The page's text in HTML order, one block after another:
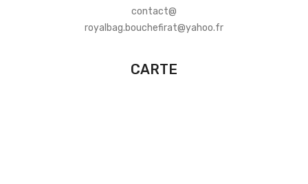
contact@
royalbag.bouchefirat@yahoo.fr
CARTE